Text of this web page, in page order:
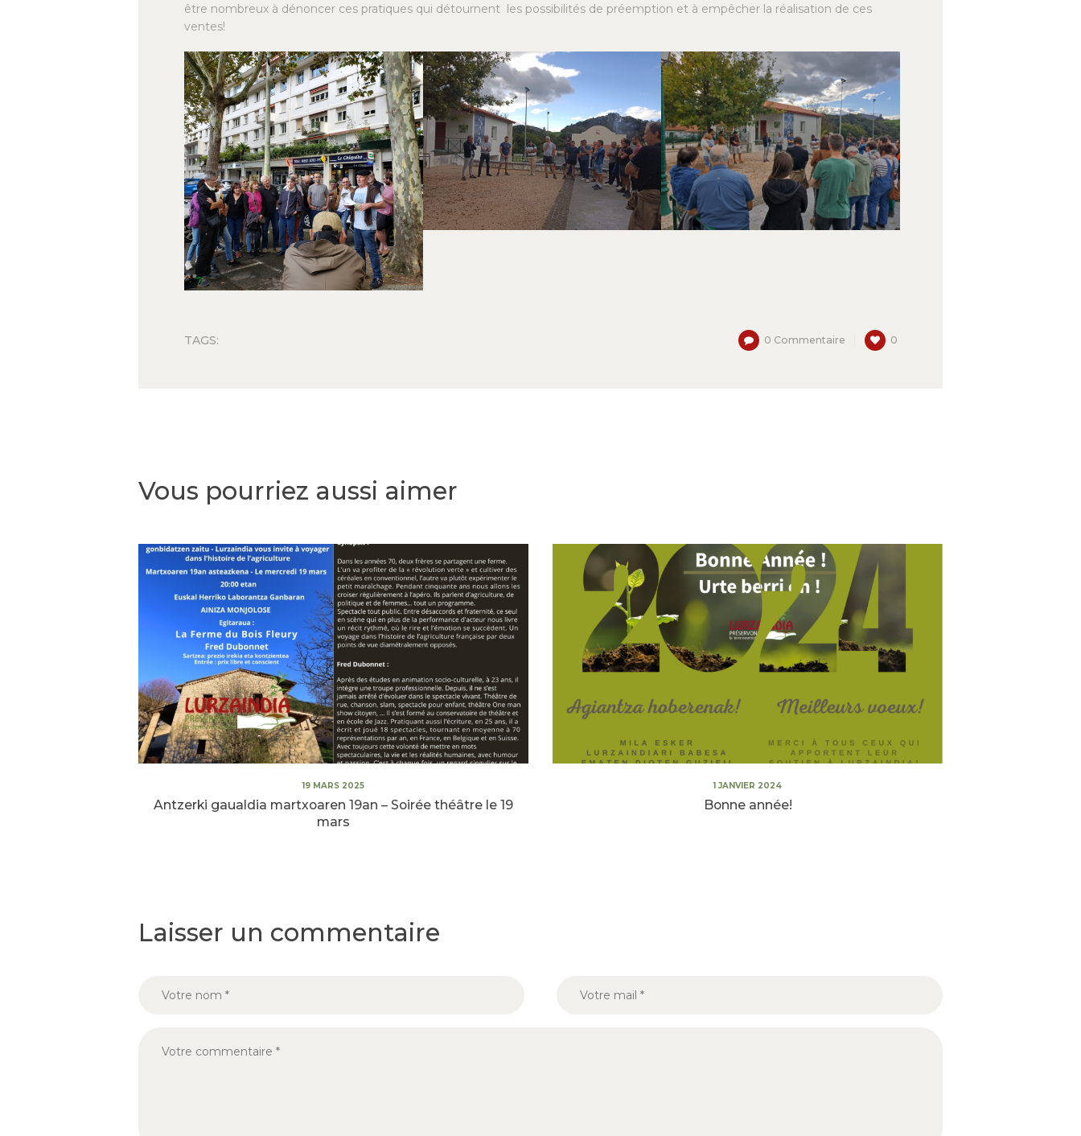
être nombreux à dénoncer ces pratiques qui détournent les possibilités de préemption et à empêcher la réalisation de ces
ventes!
TAGS: 0 Commentaire 0
Vous pourriez aussi aimer
19 MARS 2025
Antzerki gaualdia martxoaren 19an – Soirée théâtre le 19
mars
1 JANVIER 2024
Bonne année!
Laisser un commentaire